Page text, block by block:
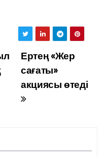
Ертең «Жер
сағаты»
акциясы өтеді